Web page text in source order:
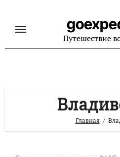
содержанию
Путешествие
Главная